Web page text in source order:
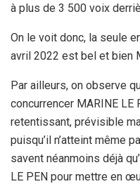
à plus de 3 500 voix
On le voit donc, la seule
avril 2022 est bel et bien
Par ailleurs, on observe
concurrencer MARINE LE
retentissant, prévisible
puisqu’il n’atteint même
savent néanmoins déjà
LE PEN pour mettre en